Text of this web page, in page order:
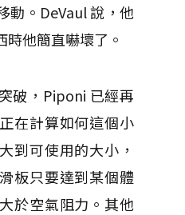
動。DeVaul 說，他
他簡直嚇壞了。
破，Piponi 已經再
在計算如何這個小
到可使用的大小，
板只要達到某個體
於空氣阻力。其他